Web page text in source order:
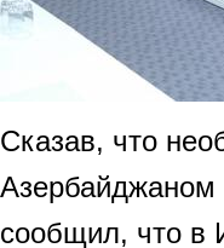
Сказав, что
Азербайджаном
сообщил, что в